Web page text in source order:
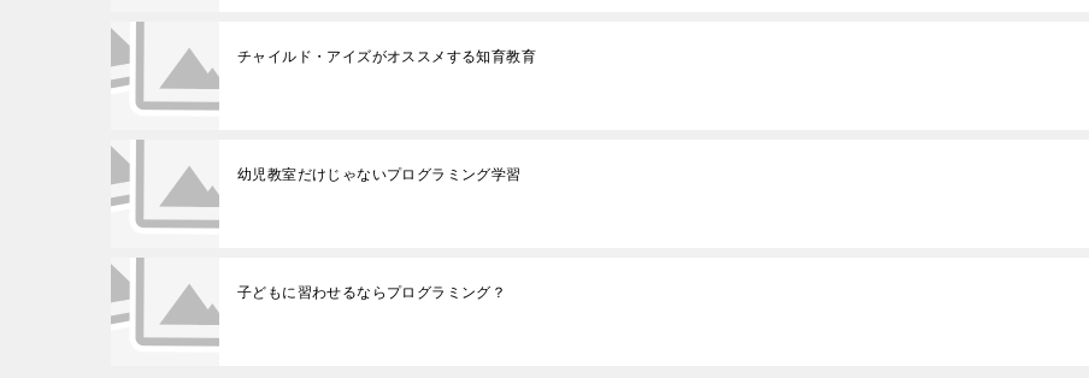
チャイルド・アイズがオススメする知育教育
幼児教室だけじゃないプログラミング学習
子どもに習わせるならプログラミング？